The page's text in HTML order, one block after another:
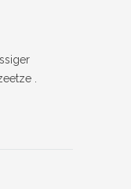
.